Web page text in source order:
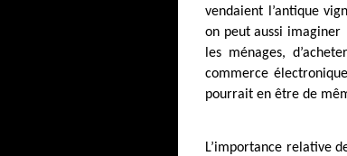
vendaient l’antique
on peut aussi imaginer
les ménages,
commerce
pourrait en être de
L’importance relative